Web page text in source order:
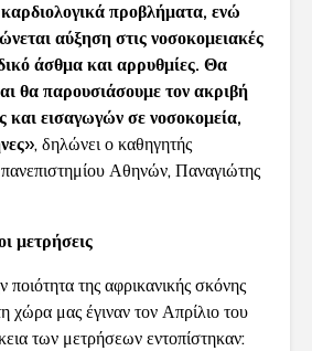
προβλήματα, ενώ
αύξηση στις νοσοκομειακές
άσθμα και αρρυθμίες. Θα
θα παρουσιάσουμε τον ακριβή
και εισαγωγών σε νοσοκομεία,
», δηλώνει ο καθηγητής
Αθηνών, Παναγιώτης
μετρήσεις
ποιότητα της αφρικανικής σκόνης
χώρα μας έγιναν τον Απρίλιο του
των μετρήσεων εντοπίστηκαν: